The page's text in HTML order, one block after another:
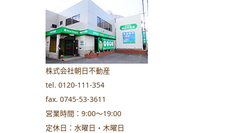
株式会社朝日不動産
tel. 0120-111-354
fax. 0745-53-3611
営業時間：9:00～19:00
定休日：水曜日・木曜日